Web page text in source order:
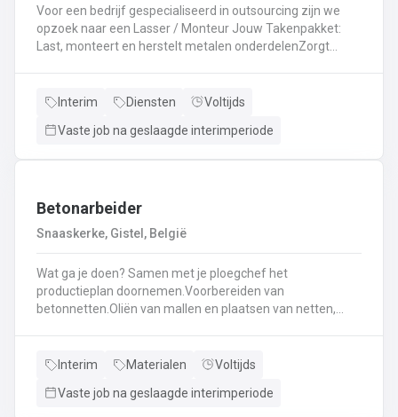
Voor een bedrijf gespecialiseerd in outsourcing zijn we
opzoek naar een Lasser / Monteur Jouw Takenpakket:
Last, monteert en herstelt metalen onderdelenZorgt
gemakBepaalt en past de juiste lastechniek toe
kwaliteitsgericht volgens veiligheidsvoorschriftenDraagt
Interim Diensten
Voltijds
Vaste job na geslaagde interimperiode
Betonarbeider
Snaaskerke, Gistel, België
Wat ga je doen? Samen met je ploegchef het
productieplan doornemen.Voorbereiden van
betonnetten.Oliën van mallen en plaatsen van netten,
eindafwerking.Frezen, boren, en zagen in de
klaar zijn voor gebruik.Opruimen van de werkplaats en
Interim Materialen
Voltijds
Vaste job na geslaagde interimperiode